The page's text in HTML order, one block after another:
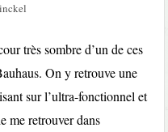
très sombre d’un de ces
On y retrouve une
sur l’ultra-fonctionnel et
me retrouver dans